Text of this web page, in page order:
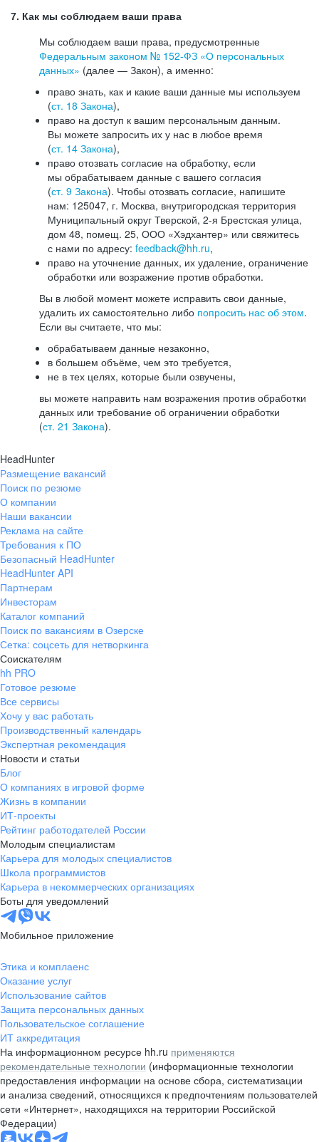
7. Как мы соблюдаем ваши права
Мы соблюдаем ваши права, предусмотренные
Федеральным законом № 152-ФЗ «О персональных
данных» (далее — Закон), а именно:
право знать, как и какие ваши данные мы используем
(ст. 18 Закона),
право на доступ к вашим персональным данным.
Вы можете запросить их у нас в любое время
(ст. 14 Закона),
право отозвать согласие на обработку, если
мы обрабатываем данные с вашего согласия
(ст. 9 Закона). Чтобы отозвать согласие, напишите
нам: 125047, г. Москва, внутригородская территория
Муниципальный округ Тверской, 2-я Брестская улица,
дом 48, помещ. 25, ООО «Хэдхантер» или свяжитесь
с нами по адресу: feedback@hh.ru,
право на уточнение данных, их удаление, ограничение
обработки или возражение против обработки.
Вы в любой момент можете исправить свои данные,
удалить их самостоятельно либо попросить нас об этом.
Если вы считаете, что мы:
обрабатываем данные незаконно,
в большем объёме, чем это требуется,
не в тех целях, которые были озвучены,
вы можете направить нам возражения против обработки
данных или требование об ограничении обработки
(ст. 21 Закона).
HeadHunter
Размещение вакансий
Поиск по резюме
О компании
Наши вакансии
Реклама на сайте
Требования к ПО
Безопасный HeadHunter
HeadHunter API
Партнерам
Инвесторам
Каталог компаний
Поиск по вакансиям в Озерске
Сетка: соцсеть для нетворкинга
Соискателям
hh PRO
Готовое резюме
Все сервисы
Хочу у вас работать
Производственный календарь
Экспертная рекомендация
Новости и статьи
Блог
О компаниях в игровой форме
Жизнь в компании
ИТ-проекты
Рейтинг работодателей России
Молодым специалистам
Карьера для молодых специалистов
Школа программистов
Карьера в некоммерческих организациях
Боты для уведомлений
Мобильное приложение
Этика и комплаенс
Оказание услуг
Использование сайтов
Защита персональных данных
Пользовательское соглашение
ИТ аккредитация
На информационном ресурсе hh.ru применяются
рекомендательные технологии (информационные технологии
предоставления информации на основе сбора, систематизации
и анализа сведений, относящихся к предпочтениям пользователей
сети «Интернет», находящихся на территории Российской
Федерации)